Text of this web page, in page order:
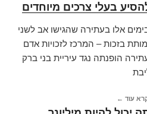
בעלי צרכים מיוחדים
אלו בעתירה שהגישו אב לשני
בזכות – המרכז לזכויות אדם
הופנתה נגד עיריית בני ברק
עוד ←